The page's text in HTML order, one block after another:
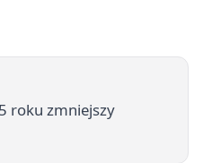
roku zmniejszy